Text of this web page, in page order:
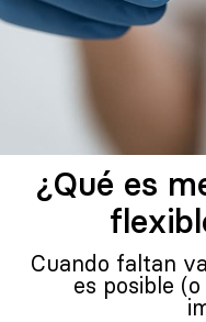
¿Qué es
Cuando faltan
es posible